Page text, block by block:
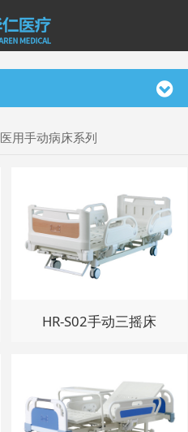
医用手动病床系列
HR-S02手动三摇床